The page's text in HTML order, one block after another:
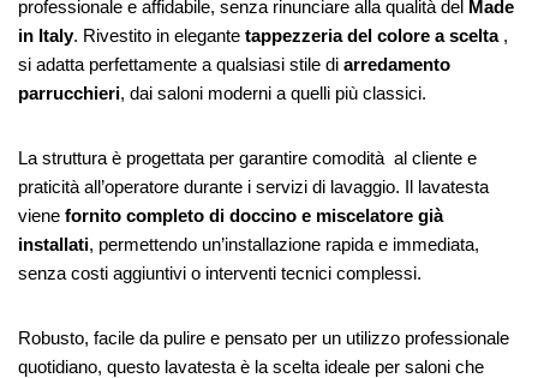
professionale e affidabile, senza rinunciare alla qualità del Made
in Italy. Rivestito in elegante tappezzeria del colore a scelta ,
si adatta perfettamente a qualsiasi stile di arredamento
parrucchieri, dai saloni moderni a quelli più classici.
La struttura è progettata per garantire comodità al cliente e
praticità all’operatore durante i servizi di lavaggio. Il lavatesta
viene fornito completo di doccino e miscelatore già
installati, permettendo un’installazione rapida e immediata,
senza costi aggiuntivi o interventi tecnici complessi.
Robusto, facile da pulire e pensato per un utilizzo professionale
quotidiano, questo lavatesta è la scelta ideale per saloni che